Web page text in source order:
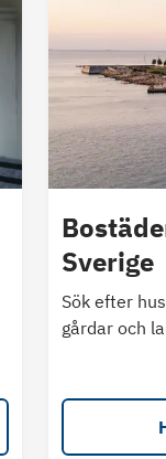
Sverige
Sök efter
gårdar och